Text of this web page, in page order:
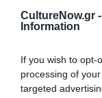
CultureNow.gr -
Information
If you wish to opt-
processing of
targeted
που για μένα
πως ο Κόνραντ,